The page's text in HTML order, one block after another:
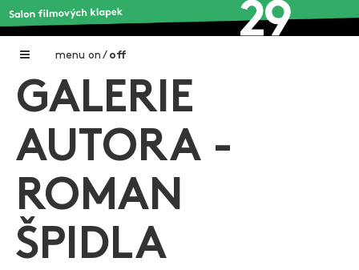
menu on / off
Home
Galerie filmových klapek
Autoři filmových klapek
O projektu
GALERIE
AUTORA -
ROMAN
ŠPIDLA